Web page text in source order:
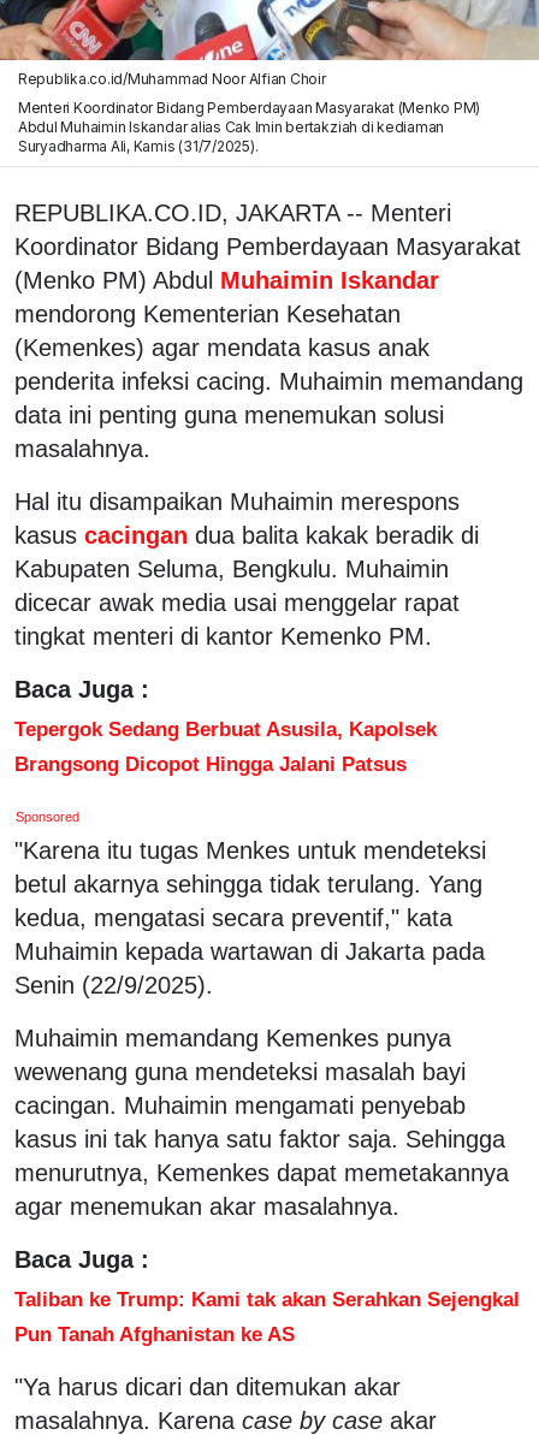
Republika.co.id/Muhammad Noor Alfian Choir
Menteri Koordinator Bidang Pemberdayaan Masyarakat (Menko PM)
Abdul Muhaimin Iskandar alias Cak Imin bertakziah di kediaman
Suryadharma Ali, Kamis (31/7/2025).
REPUBLIKA.CO.ID, JAKARTA -- Menteri
Koordinator Bidang Pemberdayaan Masyarakat
(Menko PM) Abdul Muhaimin Iskandar
mendorong Kementerian Kesehatan
(Kemenkes) agar mendata kasus anak
penderita infeksi cacing. Muhaimin memandang
data ini penting guna menemukan solusi
masalahnya.
Hal itu disampaikan Muhaimin merespons
kasus cacingan dua balita kakak beradik di
Kabupaten Seluma, Bengkulu. Muhaimin
dicecar awak media usai menggelar rapat
tingkat menteri di kantor Kemenko PM.
Baca Juga :
Tepergok Sedang Berbuat Asusila, Kapolsek
Brangsong Dicopot Hingga Jalani Patsus
Sponsored
"Karena itu tugas Menkes untuk mendeteksi
betul akarnya sehingga tidak terulang. Yang
kedua, mengatasi secara preventif," kata
Muhaimin kepada wartawan di Jakarta pada
Senin (22/9/2025).
Muhaimin memandang Kemenkes punya
wewenang guna mendeteksi masalah bayi
cacingan. Muhaimin mengamati penyebab
kasus ini tak hanya satu faktor saja. Sehingga
menurutnya, Kemenkes dapat memetakannya
agar menemukan akar masalahnya.
Baca Juga :
Taliban ke Trump: Kami tak akan Serahkan Sejengkal
Pun Tanah Afghanistan ke AS
"Ya harus dicari dan ditemukan akar
masalahnya. Karena case by case akar